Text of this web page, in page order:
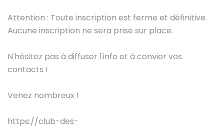
Attention : Toute inscription est ferme et définitive.
Aucune inscription ne sera prise sur place.
N'hésitez pas à diffuser l'info et à convier vos
contacts !
Venez nombreux !
https://club-des-